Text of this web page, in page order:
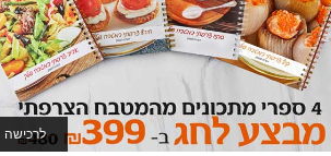
לרכישה
לאתר המשחקים